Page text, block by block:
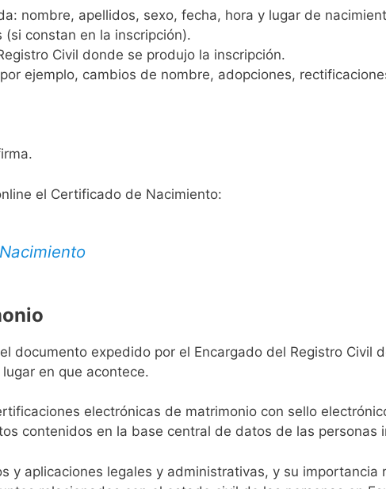
nombre, apellidos, sexo, fecha, hora y lugar de
constan en la inscripción).
Civil donde se produjo la inscripción.
ejemplo, cambios de nombre, adopciones,
el Certificado de Nacimiento:
documento expedido por el Encargado del Registro Civil
en que acontece.
electrónicas de matrimonio con sello
contenidos en la base central de datos de las personas
y aplicaciones legales y administrativas, y su importancia